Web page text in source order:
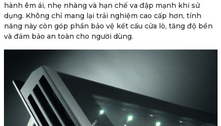
hành êm ái, nhẹ nhàng và hạn chế va đập mạnh khi sử
dụng. Không chỉ mang lại trải nghiệm cao cấp hơn, tính
năng này còn góp phần bảo vệ kết cấu cửa lò, tăng độ bền
và đảm bảo an toàn cho người dùng.